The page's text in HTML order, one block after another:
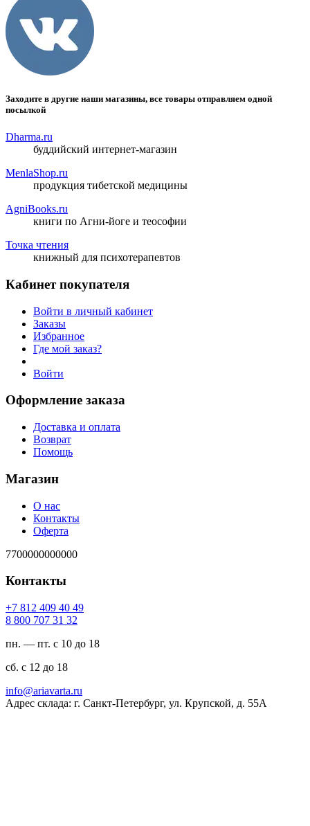
Заходите в другие наши магазины, все товары отправляем одной
посылкой
Dharma.ru
буддийский интернет-магазин
MenlaShop.ru
продукция тибетской медицины
AgniBooks.ru
книги по Агни-йоге и теософии
Точка чтения
книжный для психотерапевтов
Кабинет покупателя
Войти в личный кабинет
Заказы
Избранное
Где мой заказ?
Войти
Оформление заказа
Доставка и оплата
Возврат
Помощь
Магазин
О нас
Контакты
Оферта
7700000000000
Контакты
94 04 904 218 7+
23 13 707 008 8
пн. — пт. с 10 до 18
сб. с 12 до 18
ur.atravaira@ofni
Адрес склада: г. Санкт-Петербург, ул. Крупской, д. 55А